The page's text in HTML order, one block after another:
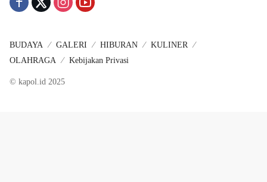
BUDAYA GALERI HIBURAN
KULINER
OLAHRAGA
Kebijakan Privasi
© kapol.id 2025